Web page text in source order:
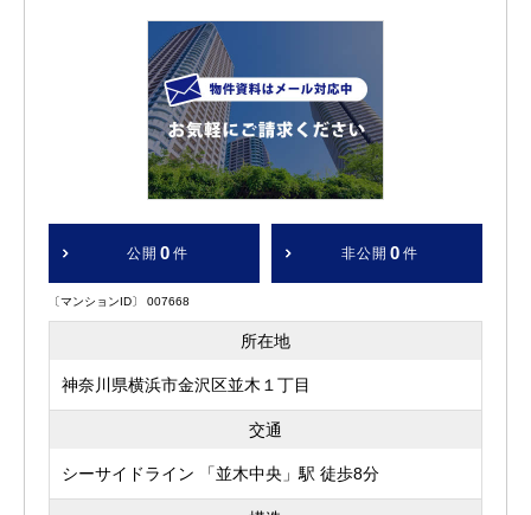
公開 0 件 非公開 0 件
〔マンションID〕 007668
所在地
神奈川県横浜市金沢区並木１丁目
交通
シーサイドライン 「並木中央」駅 徒歩8分